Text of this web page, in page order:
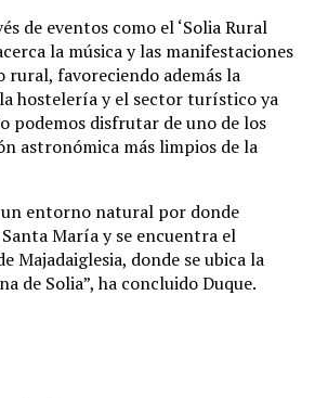
de eventos como el ‘Solia Rural
la música y las manifestaciones
favoreciendo además la
hostelería y el sector turístico ya
podemos disfrutar de uno de los
astronómica más limpios de la
un entorno natural por donde
María y se encuentra el
Majadaiglesia, donde se ubica la
de Solia”, ha concluido Duque.